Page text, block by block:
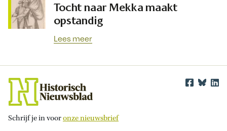
Tocht naar Mekka maakt
opstandig
Lees meer
Schrijf je in vooronze nieuwsbrief